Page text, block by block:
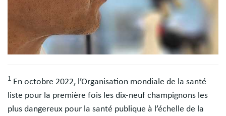
1 En octobre 2022, l’Organisation mondiale de la santé
liste pour la première fois les dix-neuf champignons les
plus dangereux pour la santé publique à l’échelle de la